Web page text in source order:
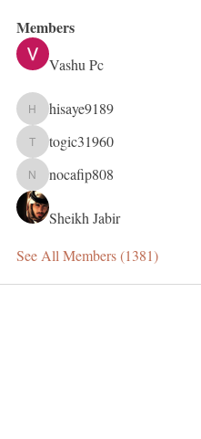
Members
Vashu Pc
hisaye9189
hisaye9189
togic31960
togic31960
nocafip808
nocafip808
Sheikh Jabir
See All Members (1381)